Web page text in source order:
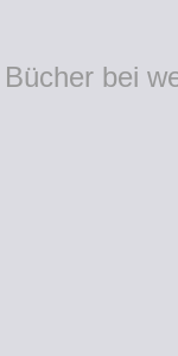
Bücher bei